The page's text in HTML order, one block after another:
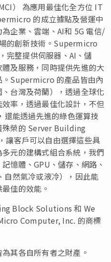
） 為應用最佳化全方位 IT
的成立據點及營運中
企業、雲端、AI和 5G 電信/
的創新技術。Supermicro
完整提供伺服器、AI、儲
及服務，同時提供先進的大
Supermicro 的產品皆由內
台灣及荷蘭），透過全球化
率，透過最佳化設計，不但
還能透過先進的綠色運算技
殊榮的 Server Building
客戶可以自由選擇這些具
元的建構式組合系統，我們
憶體、GPU、儲存、網路、
自然氣冷或液冷），因此能
佳的效能。
Block Solutions 和 We
Computer, Inc. 的商標
其各自所有者之財產。